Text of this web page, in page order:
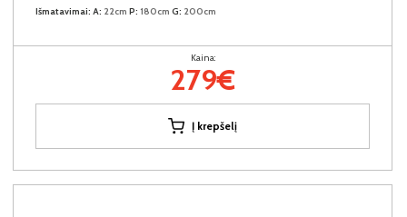
Išmatavimai: A: 22cm P: 180cm G: 200cm
Kaina:
279€
Į krepšelį